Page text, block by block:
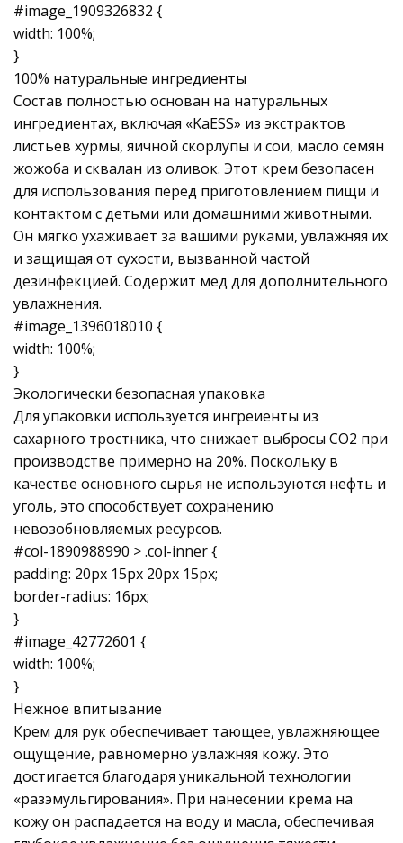
#image_1909326832 {
width: 100%;
}
100% натуральные ингредиенты
Состав полностью основан на натуральных
ингредиентах, включая «KaESS» из экстрактов
листьев хурмы, яичной скорлупы и сои, масло семян
жожоба и сквалан из оливок. Этот крем безопасен
для использования перед приготовлением пищи и
контактом с детьми или домашними животными.
Он мягко ухаживает за вашими руками, увлажняя их
и защищая от сухости, вызванной частой
дезинфекцией. Содержит мед для дополнительного
увлажнения.
#image_1396018010 {
width: 100%;
}
Экологически безопасная упаковка
Для упаковки используется ингреиенты из
сахарного тростника, что снижает выбросы CO2 при
производстве примерно на 20%. Поскольку в
качестве основного сырья не используются нефть и
уголь, это способствует сохранению
невозобновляемых ресурсов.
#col-1890988990 > .col-inner {
padding: 20px 15px 20px 15px;
border-radius: 16px;
}
#image_42772601 {
width: 100%;
}
Нежное впитывание
Крем для рук обеспечивает тающее, увлажняющее
ощущение, равномерно увлажняя кожу. Это
достигается благодаря уникальной технологии
«разэмульгирования». При нанесении крема на
кожу он распадается на воду и масла, обеспечивая